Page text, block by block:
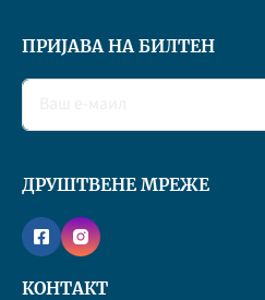
ПРИЈАВА НА БИЛТЕН
ДРУШТВЕНЕ МРЕЖЕ
КОНТАКТ